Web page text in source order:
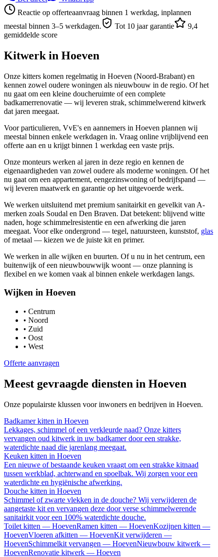
Reactie op offerteaanvraag binnen 1 werkdag, inplannen
meestal binnen 3–5 werkdagen.
Tot 10 jaar garantie
9,4
gemiddelde score
Kitwerk in Hoeven
Onze kitters komen regelmatig in Hoeven (Noord-Brabant) en
kennen zowel oudere woningen als nieuwbouw in de regio. Of het
nu gaat om een kleine doucheruimte of een complete
badkamerrenovatie — wij leveren strak, schimmelwerend kitwerk
dat jaren meegaat.
Voor particulieren, VvE's en aannemers in Hoeven plannen wij
meestal binnen enkele werkdagen in. Vraag online vrijblijvend een
offerte aan en u krijgt binnen 1 werkdag een vaste prijs.
Onze monteurs werken al jaren in deze regio en kennen de
eigenaardigheden van zowel oudere als moderne woningen. Of het
nu gaat om een appartement, eengezinswoning of bedrijfspand —
wij leveren maatwerk en garantie op het uitgevoerde werk.
We werken uitsluitend met premium sanitairkit en gevelkit van A-
merken zoals Soudal en Den Braven. Dat betekent: blijvend witte
naden, hoge schimmelresistentie en een afwerking die jaren
meegaat. Voor elke ondergrond — tegel, natuursteen, kunststof, glas
of metaal — kiezen we de juiste kit en primer.
We werken in alle wijken en buurten. Of u nu in het centrum, een
buitenwijk of een nieuwbouwwijk woont — onze planning is
flexibel en we komen vaak al binnen enkele werkdagen langs.
Wijken in Hoeven
• Centrum
• Noord
• Zuid
• Oost
• West
Offerte aanvragen
Meest gevraagde diensten in Hoeven
Onze populairste klussen voor inwoners en bedrijven in Hoeven.
Badkamer kitten in Hoeven
Lekkages, schimmel of een verkleurde naad? Onze kitters
vervangen oud kitwerk in uw badkamer door een strakke,
waterdichte naad die jarenlang meegaat.
Keuken kitten in Hoeven
Een nieuwe of bestaande keuken vraagt om een strakke kitnaad
tussen werkblad, achterwand en spoelbak. Wij zorgen voor een
waterdichte en hygiënische afwerking.
Douche kitten in Hoeven
Schimmel of zwarte vlekken in de douche? Wij verwijderen de
aangetaste kit en vervangen deze door verse schimmelwerende
sanitairkit voor een 100% waterdichte douche.
Toilet kitten — HoevenRamen kitten — HoevenKozijnen kitten —
HoevenVloeren afkitten — HoevenKit verwijderen —
HoevenSchimmelkit vervangen — HoevenNieuwbouw kitwerk —
HoevenRenovatie kitwerk — Hoeven